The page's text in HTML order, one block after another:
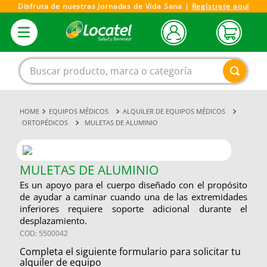
Disfruta de nuestras Jornadas de Vida Sana | Regístrate aquí
Buscar producto, marca o categoría
EQUIPOS MÉDICOS
ALQUILER DE EQUIPOS MÉDICOS
ORTOPÉDICOS
MULETAS DE ALUMINIO
MULETAS DE ALUMINIO
Es un apoyo para el cuerpo diseñado con el propósito
de ayudar a caminar cuando una de las extremidades
inferiores requiere soporte adicional durante el
desplazamiento.
COD: 5500042
Completa el siguiente formulario para solicitar tu
alquiler de equipo
1.
magnesio
3 .
4
vitamina c
5.
vitamina
6.
linezolid
7.
champu
8.
protector solar